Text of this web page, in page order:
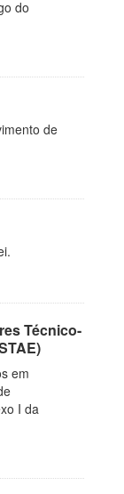
do
de
Técnico-
em
I da